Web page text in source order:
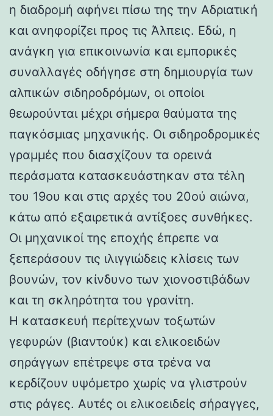
η διαδρομή αφήνει πίσω της την Αδριατική
και ανηφορίζει προς τις Άλπεις. Εδώ, η
ανάγκη για επικοινωνία και εμπορικές
συναλλαγές οδήγησε στη δημιουργία των
αλπικών σιδηροδρόμων, οι οποίοι
θεωρούνται μέχρι σήμερα θαύματα της
παγκόσμιας μηχανικής. Οι σιδηροδρομικές
γραμμές που διασχίζουν τα ορεινά
περάσματα κατασκευάστηκαν στα τέλη
του 19ου και στις αρχές του 20ού αιώνα,
κάτω από εξαιρετικά αντίξοες συνθήκες.
Οι μηχανικοί της εποχής έπρεπε να
ξεπεράσουν τις ιλιγγιώδεις κλίσεις των
βουνών, τον κίνδυνο των χιονοστιβάδων
και τη σκληρότητα του γρανίτη.
Η κατασκευή περίτεχνων τοξωτών
γεφυρών (βιαντούκ) και ελικοειδών
σηράγγων επέτρεψε στα τρένα να
κερδίζουν υψόμετρο χωρίς να γλιστρούν
στις ράγες. Αυτές οι ελικοειδείς σήραγγες,